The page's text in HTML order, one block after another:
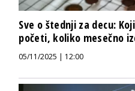
Sve o štednji za decu:
početi, koliko mesečno
05/11/2025 | 12:00